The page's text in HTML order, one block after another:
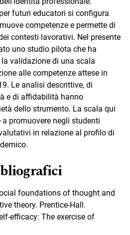
futuri educatori si configura
competenze e permette di
contesti lavorativi. Nel presente
uno studio pilota che ha
validazione di una scala
alle competenze attese in
Le analisi descrittive, di
e di affidabilità hanno
dello strumento. La scala qui
promuovere negli studenti
in relazione al profilo di
foundations of thought and
theory. Prentice-Hall.
efficacy: The exercise of